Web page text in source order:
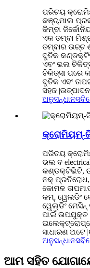
ପରିଚୟ
କଞ୍ଚାମାଲ
କିମ୍ବା
ଏକ ତମ୍ବା
ତମ୍ବାର ଉଚ୍ଚ
ଦୁତିକ
ଏବଂ ଭଲ
ଚିକିତ୍ସା ପରେ
ଦୁତିକ ଏବଂ
ସହଜ |ଉତ୍ପାଦନ
ଅନୁସନ୍ଧାନ
କ୍ରୋମିୟମ୍-
ପରିଚୟ
ଭଲ ବ
କଣ୍ଡକ୍ଟିଭିଟି,
ନକ୍ ପ୍ରତିରୋଧ,
କୋମଳ
କମ୍, ୱେଲଡିଂ
ୱେଲ୍ଡିଂ
ପାଇଁ ଉପଯୁକ୍ତ
ସାଧାରଣ ଅଟେ
ଅନୁସନ୍ଧାନ
ଆମ ସହିତ